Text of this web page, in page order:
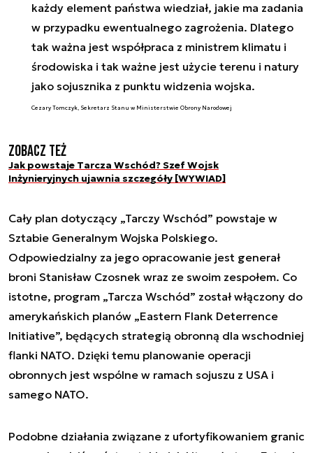
każdy element państwa wiedział, jakie ma zadania
w przypadku ewentualnego zagrożenia. Dlatego
tak ważna jest współpraca z ministrem klimatu i
środowiska i tak ważne jest użycie terenu i natury
jako sojusznika z punktu widzenia wojska.
Cezary Tomczyk, Sekretarz Stanu w Ministerstwie Obrony Narodowej
Zobacz też
Jak powstaje Tarcza Wschód? Szef Wojsk
Inżynieryjnych ujawnia szczegóły [WYWIAD]
Cały plan dotyczący „Tarczy Wschód” powstaje w
Sztabie Generalnym Wojska Polskiego.
Odpowiedzialny za jego opracowanie jest generał
broni Stanisław Czosnek wraz ze swoim zespołem. Co
istotne, program „Tarcza Wschód” został włączony do
amerykańskich planów „Eastern Flank Deterrence
Initiative”, będących strategią obronną dla wschodniej
flanki NATO. Dzięki temu planowanie operacji
obronnych jest wspólne w ramach sojuszu z USA i
samego NATO.
Podobne działania związane z ufortyfikowaniem granic